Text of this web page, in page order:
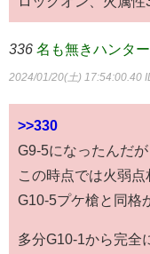
336 名も無きハンタ
2024/01/20(土) 17:54:00.40
>>330
G9-5になったんだが
この時点では火弱
G10-5プケ槍と同格
多分G10-1から完全